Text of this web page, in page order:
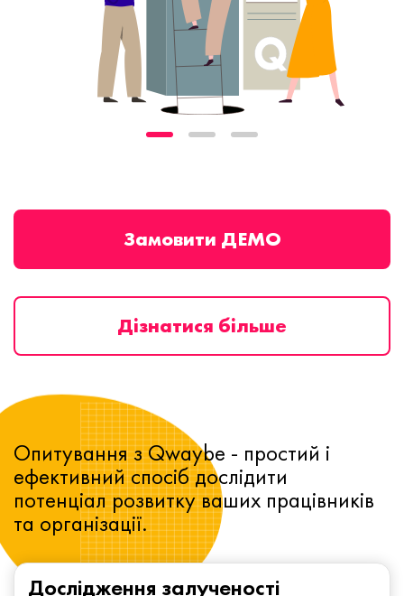
Замовити ДЕМО
Дізнатися більше
Дослідження залученості
Опитування з Qwaybe - простий і
ефективний спосіб дослідити
потенціал розвитку ваших працівників
та організації.